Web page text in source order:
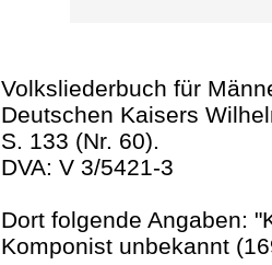
Volksliederbuch für
Deutschen Kaisers
S. 133 (Nr. 60).
DVA: V 3/5421-3
Dort folgende Angaben:
Komponist unbekannt